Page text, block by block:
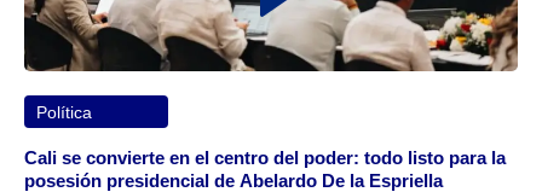
Política
Cali se convierte en el centro del poder: todo listo para la
posesión presidencial de Abelardo De la Espriella